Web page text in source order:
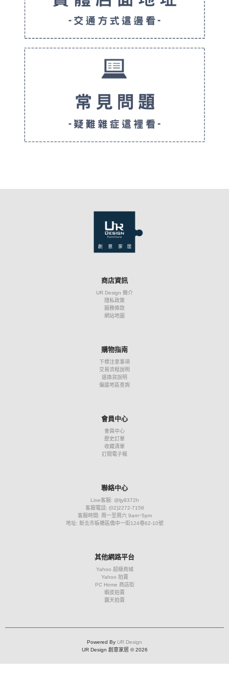
商店資訊
UR Design 簡介
隱私政策
服務條款
網站地圖
購物指南
下標注意事項
交易流程說明
退換貨說明
偏遠地區查詢
會員中心
會員中心
歷史訂單
收藏清單
訂閱電子報
聯絡中心
Line客服: @ljy8372h
客服電話: (02)2272-7158
客服時間: 周一至周六 9am~5pm
地址: 新北市板橋區僑中一街124巷62-10號
其他網路平台
Yahoo 超級商城
Yahoo 拍賣
PC Home 商店街
蝦皮拍賣
露天拍賣
Powered By UR Design
UR Design 創意家居 © 2026